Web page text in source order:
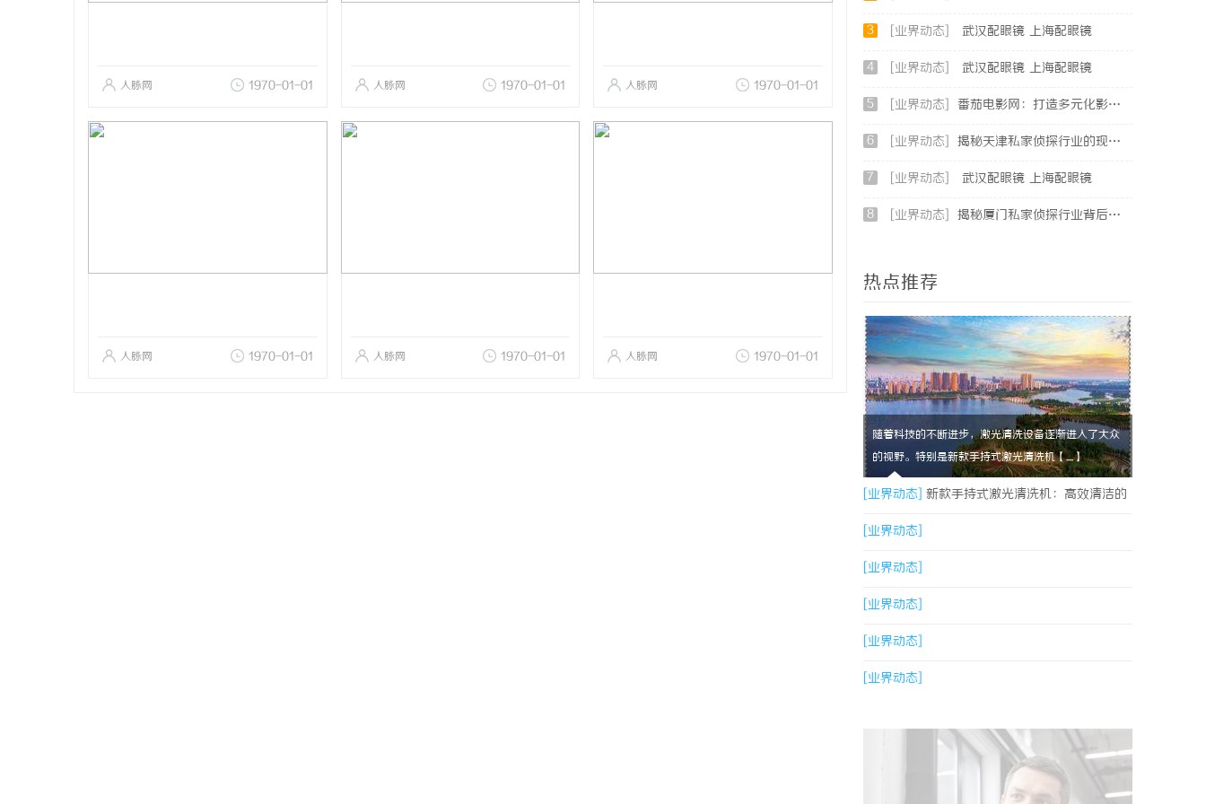
人脉网 1970-01-01 人脉网 1970-01-01 人脉网 1970-01-01
人脉网 1970-01-01 人脉网 1970-01-01 人脉网 1970-01-01
3 [业界动态] 武汉配眼镜 上海配眼镜
4 [业界动态] 武汉配眼镜 上海配眼镜
5 [业界动态] 番茄电影网：打造多元化影视资源平台的新时代先锋
6 [业界动态] 揭秘天津私家侦探行业的现状与发展趋势
7 [业界动态] 武汉配眼镜 上海配眼镜
8 [业界动态] 揭秘厦门私家侦探行业背后的故事与服务价值
热点推荐
随着科技的不断进步，激光清洗设备逐渐进入了大众
的视野。特别是新款手持式激光清洗机【....】
[业界动态] 新款手持式激光清洗机：高效清洁的
新时代
[业界动态]
[业界动态]
[业界动态]
[业界动态]
[业界动态]